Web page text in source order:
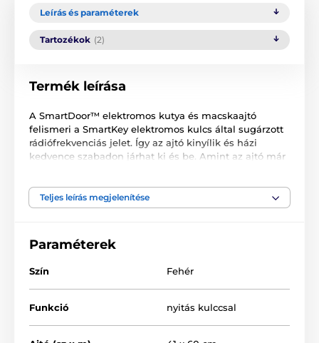
Leírás és paraméterek
Tartozékok (2)
Termék leírása
A SmartDoor™ elektromos kutya és macskaajtó
felismeri a SmartKey elektromos kulcs által sugárzott
rádiófrekvenciás jelet. Így az ajtó kinyílik és házi
kedvence szabadon járhat ki és be. Amint az ajtó már
macska és kutyaajtó egyszerre 5 programozott
SmartKey kulcs felismerésére képes. Két további
zárt üzemmód.
3 programozható üzemmód: automatikus, zárt és
nyitott üzemmód
Teljes leírás megjelenítése
Paraméterek
Szín Fehér
Funkció nyitás kulccsal